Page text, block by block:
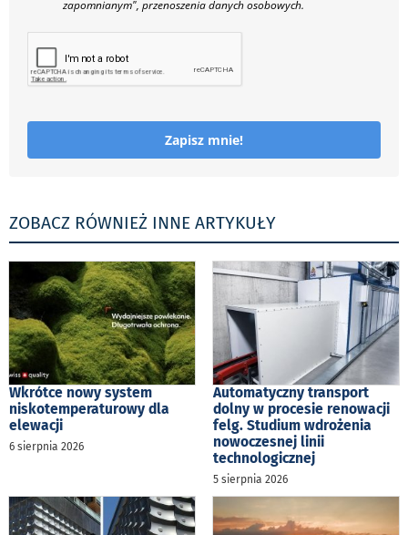
zapomnianym", przenoszenia danych osobowych.
Zapisz mnie!
ZOBACZ RÓWNIEŻ INNE ARTYKUŁY
Wkrótce nowy system
niskotemperaturowy dla
elewacji
6 sierpnia 2026
Automatyczny transport
dolny w procesie renowacji
felg. Studium wdrożenia
nowoczesnej linii
technologicznej
5 sierpnia 2026